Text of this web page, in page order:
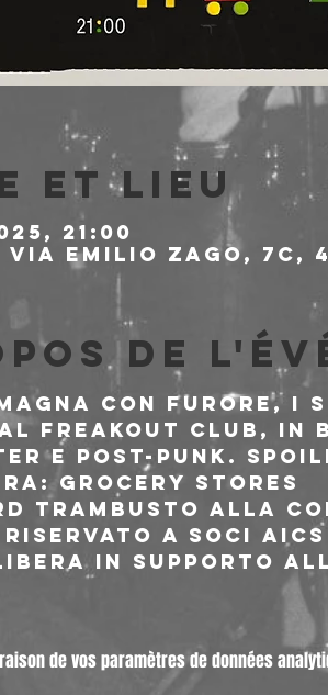
et lieu
21:00
Emilio Zago, 7c,
de
con furore, i
al Freakout Club, in
e post-punk.
Grocery Stores
Trambusto alla
a soci
in supporto
de vos paramètres de données